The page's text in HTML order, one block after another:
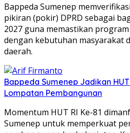
Bappeda Sumenep
pikiran (pokir) DPRD sebagai
2027 guna memastikan
dengan kebutuhan masyarakat
daerah.
Bappeda Sumenep Jadikan
Lompatan Pembangunan
Momentum HUT RI Ke-81
Sumenep untuk memperkuat